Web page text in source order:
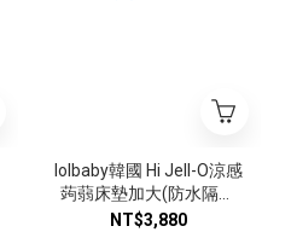
lolbaby韓國 Hi Jell-O涼感
蒟蒻床墊加大(防水隔尿
款)｜海星星
NT$3,880